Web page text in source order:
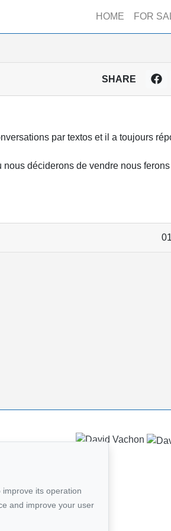
HOME FOR
SHARE
par textos et il a toujours
déciderons de vendre nous
its operation
and improve your user